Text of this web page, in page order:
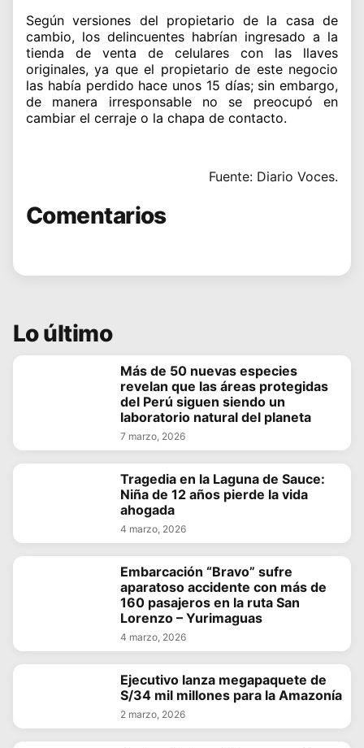
Según versiones del propietario de la casa de
cambio, los delincuentes habrían ingresado a la
tienda de venta de celulares con las llaves
originales, ya que el propietario de este negocio
las había perdido hace unos 15 días; sin embargo,
de manera irresponsable no se preocupó en
cambiar el cerraje o la chapa de contacto.
Fuente: Diario Voces.
Comentarios
Lo último
Más de 50 nuevas especies
revelan que las áreas protegidas
del Perú siguen siendo un
laboratorio natural del planeta
7 marzo, 2026
Tragedia en la Laguna de Sauce:
Niña de 12 años pierde la vida
ahogada
4 marzo, 2026
Embarcación “Bravo” sufre
aparatoso accidente con más de
160 pasajeros en la ruta San
Lorenzo – Yurimaguas
4 marzo, 2026
Ejecutivo lanza megapaquete de
S/34 mil millones para la Amazonía
2 marzo, 2026